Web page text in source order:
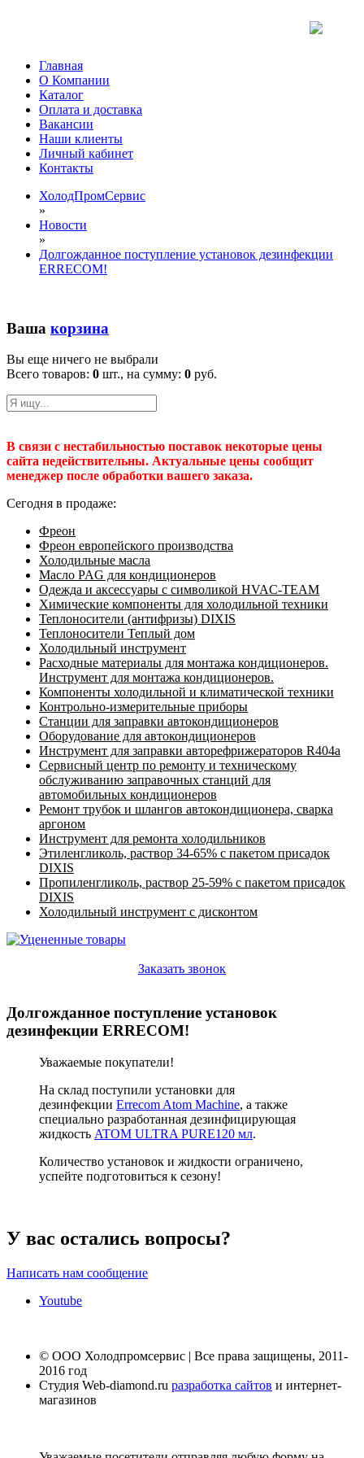
Главная
О Компании
Каталог
Оплата и доставка
Вакансии
Наши клиенты
Личный кабинет
Контакты
ХолодПромСервис
»
Новости
»
Долгожданное поступление установок дезинфекции
ERRECOM!
Ваша корзина
Вы еще ничего не выбрали
Всего товаров: 0 шт., на сумму: 0 руб.
В связи с нестабильностью поставок некоторые цены
сайта недействительны. Актуальные цены сообщит
менеджер после обработки вашего заказа.
Сегодня в продаже:
Фреон
Фреон европейского производства
Холодильные масла
Масло PAG для кондиционеров
Одежда и аксессуары с символикой HVAC-TEAM
Химические компоненты для холодильной техники
Теплоносители (антифризы) DIXIS
Теплоносители Теплый дом
Холодильный инструмент
Расходные материалы для монтажа кондиционеров.
Инструмент для монтажа кондиционеров.
Компоненты холодильной и климатической техники
Контрольно-измерительные приборы
Станции для заправки автокондиционеров
Оборудование для автокондиционеров
Инструмент для заправки авторефрижераторов R404a
Сервисный центр по ремонту и техническому
обслуживанию заправочных станций для
автомобильных кондиционеров
Ремонт трубок и шлангов автокондиционера, сварка
аргоном
Инструмент для ремонта холодильников
Этиленгликоль, раствор 34-65% с пакетом присадок
DIXIS
Пропиленгликоль, раствор 25-59% с пакетом присадок
DIXIS
Холодильный инструмент с дисконтом
Заказать звонок
Долгожданное поступление установок
дезинфекции ERRECOM!
Уважаемые покупатели!
На склад поступили установки для
дезинфекции Errecom Atom Machine, а также
специально разработанная дезинфицирующая
жидкость ATOM ULTRA PURE120 мл.
Количество установок и жидкости ограничено,
успейте подготовиться к сезону!
У вас остались вопросы?
Написать нам сообщение
Youtube
© ООО Холодпромсервис | Все права защищены, 2011-
2016 год
Студия Web-diamond.ru разработка сайтов и интернет-
магазинов